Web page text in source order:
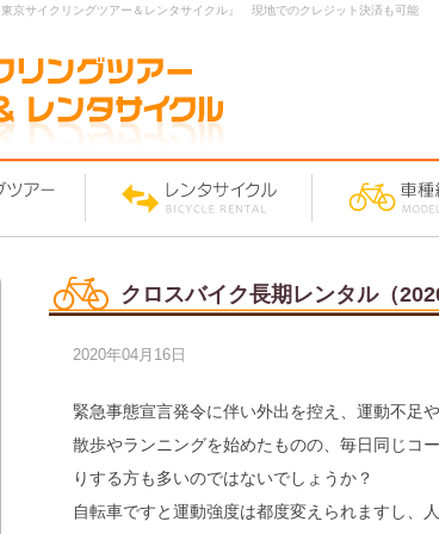
京サイクリングツアー＆レンタサイクル』 現地でのクレジット決済も可能
クロスバイク長期レンタル（
2020年04月16日
緊急事態宣言発令に伴い外出を控え、運動不足
散歩やランニングを始めたものの、毎日同じコ
りする方も多いのではないでしょうか？
自転車ですと運動強度は都度変えられますし、